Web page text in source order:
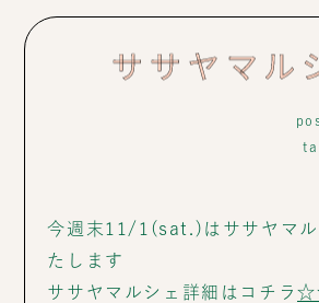
ササヤマル
今週末11/1(sat.)はササヤマル
たします
ササヤマルシェ詳細はコチラ